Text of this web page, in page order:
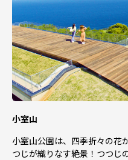
小室山
小室山公園は、四季折々の花
つじが織りなす絶景！つつじ